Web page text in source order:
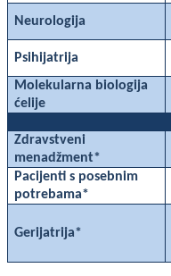
Neurologija
Psihijatrija
Molekularna biologija
ćelije
Zdravstveni
menadžment*
Pacijenti s posebnim
potrebama*
Gerijatrija*